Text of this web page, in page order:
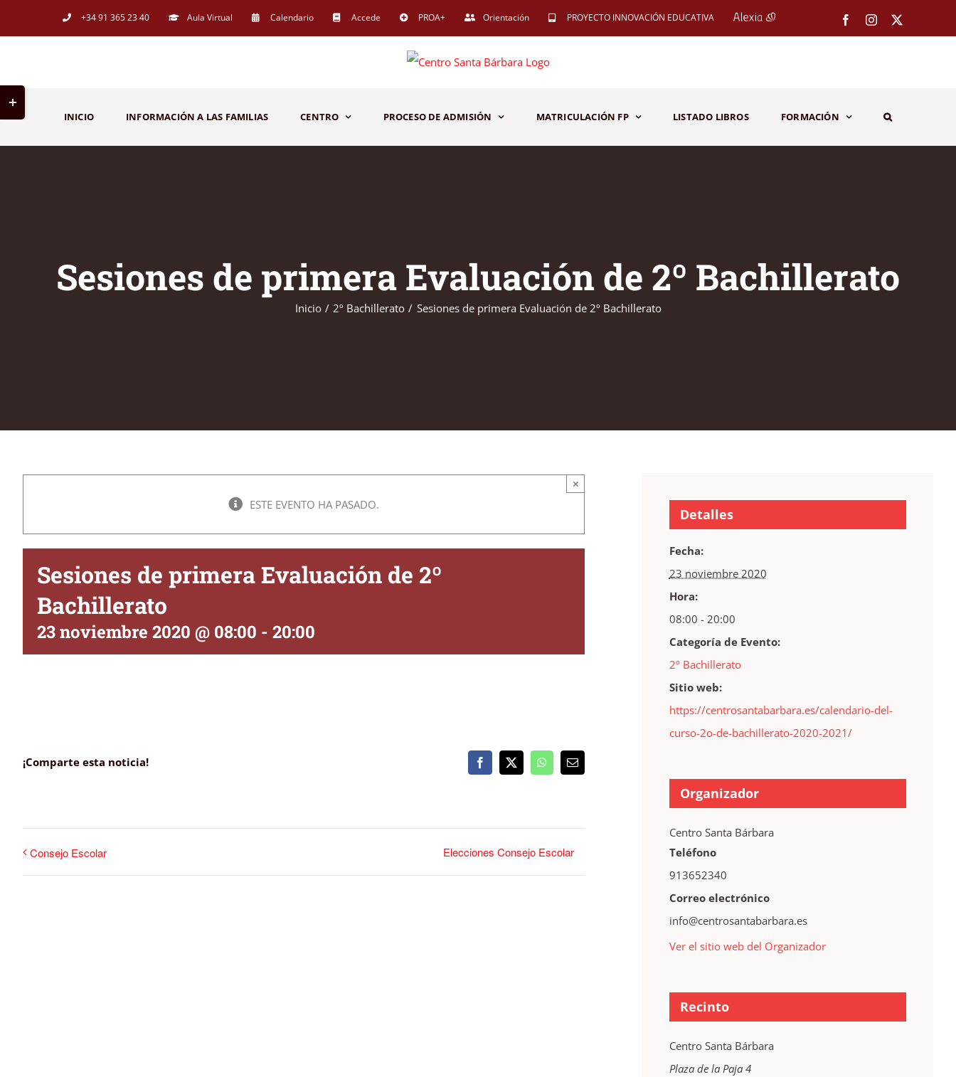
al
+34 91 365 23 40 Aula Virtual Calendario Accede PROA+ Orientación PROYECTO INNOVACIÓN EDUCATIVA FacebookInstagram
INICIO INFORMACIÓN A LAS FAMILIAS CENTRO PROCESO DE ADMISIÓN MATRICULACIÓN FP LISTADO LIBROS FORMACIÓN
Sesiones de primera Evaluación de 2º Bachillerato
Inicio 2º Bachillerato Sesiones de primera Evaluación de 2º Bachillerato
ESTE EVENTO HA PASADO.
×
Sesiones de primera Evaluación de 2º
Bachillerato
23 noviembre 2020 @ 08:00 - 20:00
¡Comparte esta noticia! Facebook
X WhatsAppCorreo
electrónico
Consejo Escolar Elecciones Consejo Escolar
Detalles
Fecha:
23 noviembre 2020
Hora:
08:00 - 20:00
Categoría de Evento:
2º Bachillerato
Sitio web:
https://centrosantabarbara.es/calendario-del-
curso-2o-de-bachillerato-2020-2021/
Organizador
Centro Santa Bárbara
Teléfono
913652340
Correo electrónico
info@centrosantabarbara.es
Ver el sitio web del Organizador
Recinto
Centro Santa Bárbara
Plaza de la Paja 4
Toggle
Sliding